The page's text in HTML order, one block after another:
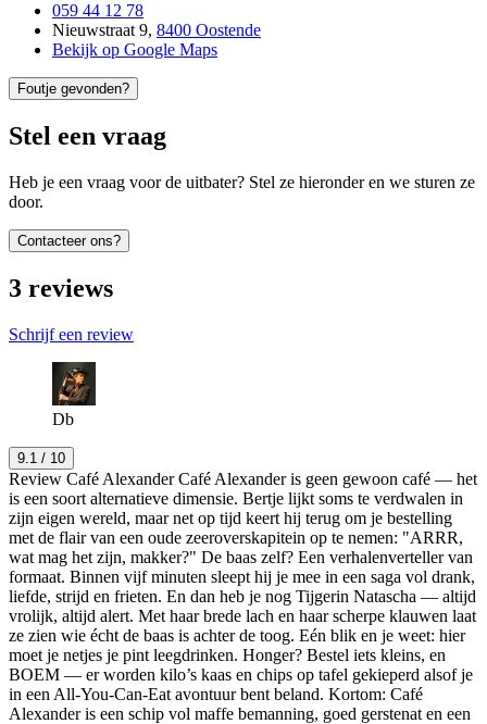
059 44 12 78
Nieuwstraat 9, 8400 Oostende
Bekijk op Google Maps
Foutje gevonden?
Stel een vraag
Heb je een vraag voor de uitbater? Stel ze hieronder en we sturen ze
door.
Contacteer ons?
3 reviews
Schrijf een review
Db
9.1 / 10
Review Café Alexander Café Alexander is geen gewoon café — het
is een soort alternatieve dimensie. Bertje lijkt soms te verdwalen in
zijn eigen wereld, maar net op tijd keert hij terug om je bestelling
met de flair van een oude zeeroverskapitein op te nemen: "ARRR,
wat mag het zijn, makker?" De baas zelf? Een verhalenverteller van
formaat. Binnen vijf minuten sleept hij je mee in een saga vol drank,
liefde, strijd en frieten. En dan heb je nog Tijgerin Natascha — altijd
vrolijk, altijd alert. Met haar brede lach en haar scherpe klauwen laat
ze zien wie écht de baas is achter de toog. Eén blik en je weet: hier
moet je netjes je pint leegdrinken. Honger? Bestel iets kleins, en
BOEM — er worden kilo’s kaas en chips op tafel gekieperd alsof je
in een All-You-Can-Eat avontuur bent beland. Kortom: Café
Alexander is een schip vol maffe bemanning, goed gerstenat en een